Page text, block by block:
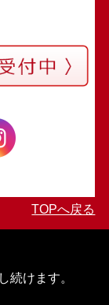
TOPへ戻る
続けます。